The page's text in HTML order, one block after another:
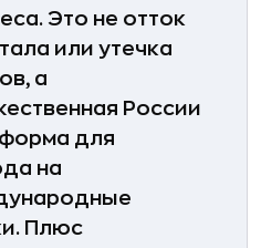
­Это не отток
или утечка
а
России
для
на
Плюс